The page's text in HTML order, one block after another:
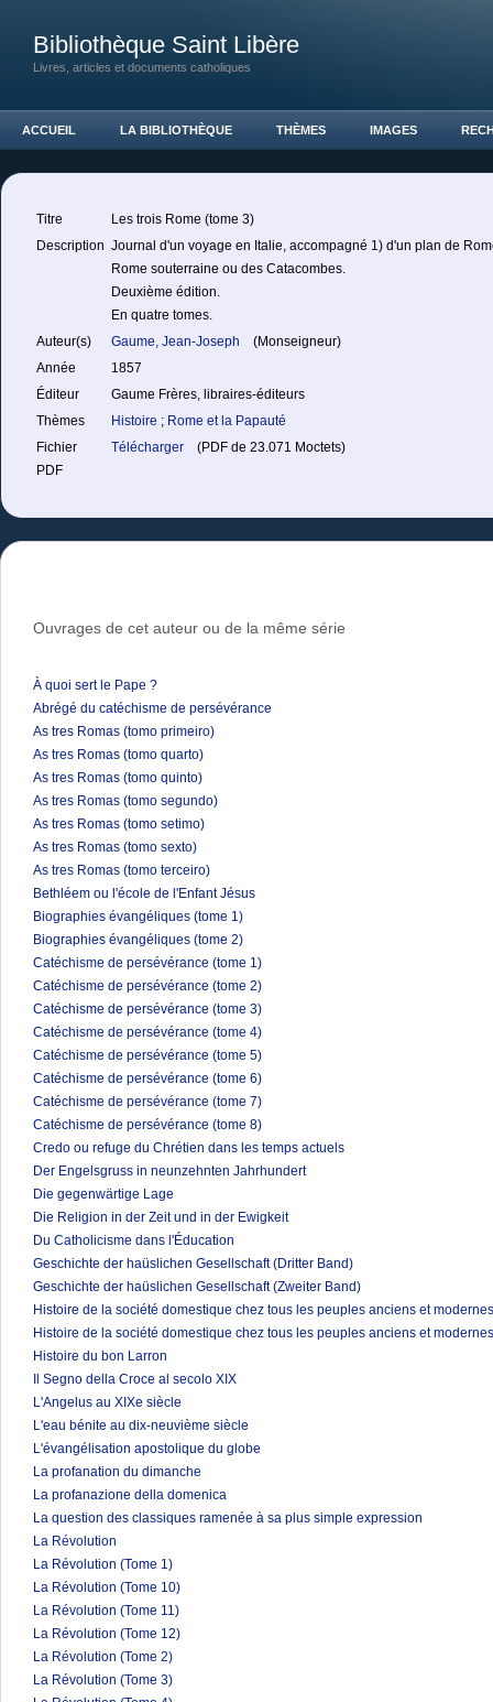
Bibliothèque Saint Libère
Livres, articles et documents catholiques
ACCUEIL LA BIBLIOTHÈQUE THÈMES IMAGES
Titre
Les trois Rome (tome 3)
Description Journal d'un voyage en Italie, accompagné 1) d'un plan de
Rome souterraine ou des Catacombes.
Deuxième édition.
En quatre tomes.
Auteur(s)
Gaume, Jean-Joseph
(Monseigneur)
Année
1857
Éditeur
Gaume Frères, libraires-éditeurs
Thèmes
Histoire ; Rome et la Papauté
Fichier
PDF
Télécharger (PDF de 23.071 Moctets)
Ouvrages de cet auteur ou de la même série
À quoi sert le Pape ?
Abrégé du catéchisme de persévérance
As tres Romas (tomo primeiro)
As tres Romas (tomo quarto)
As tres Romas (tomo quinto)
As tres Romas (tomo segundo)
As tres Romas (tomo setimo)
As tres Romas (tomo sexto)
As tres Romas (tomo terceiro)
Bethléem ou l'école de l'Enfant Jésus
Biographies évangéliques (tome 1)
Biographies évangéliques (tome 2)
Catéchisme de persévérance (tome 1)
Catéchisme de persévérance (tome 2)
Catéchisme de persévérance (tome 3)
Catéchisme de persévérance (tome 4)
Catéchisme de persévérance (tome 5)
Catéchisme de persévérance (tome 6)
Catéchisme de persévérance (tome 7)
Catéchisme de persévérance (tome 8)
Credo ou refuge du Chrétien dans les temps actuels
Der Engelsgruss in neunzehnten Jahrhundert
Die gegenwärtige Lage
Die Religion in der Zeit und in der Ewigkeit
Du Catholicisme dans l'Éducation
Geschichte der haüslichen Gesellschaft (Dritter Band)
Geschichte der haüslichen Gesellschaft (Zweiter Band)
Histoire de la société domestique chez tous les peuples anciens et
Histoire de la société domestique chez tous les peuples anciens et
Histoire du bon Larron
Il Segno della Croce al secolo XIX
L'Angelus au XIXe siècle
L'eau bénite au dix-neuvième siècle
L'évangélisation apostolique du globe
La profanation du dimanche
La profanazione della domenica
La question des classiques ramenée à sa plus simple expression
La Révolution
La Révolution (Tome 1)
La Révolution (Tome 10)
La Révolution (Tome 11)
La Révolution (Tome 12)
La Révolution (Tome 2)
La Révolution (Tome 3)